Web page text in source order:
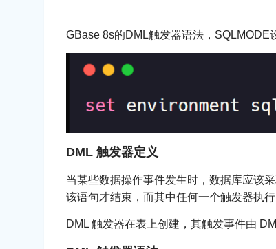
GBase 8s的DML触发器语法，SQLMODE
DML 触发器定义
当某些数据操作事件发生时，数据库应该
该语句才结束，而其中任何一个触发器执
DML 触发器在表上创建，其触发事件由